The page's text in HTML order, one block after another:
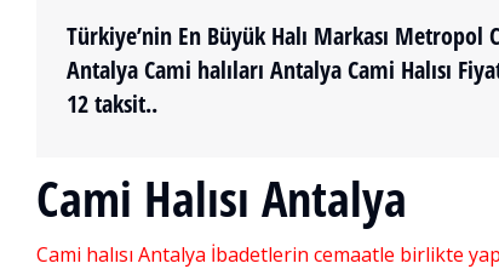
Türkiye’nin En Büyük Halı Markası Metropol
Antalya Cami halıları Antalya Cami Halısı
12 taksit..
Cami Halısı Antalya
Cami halısı Antalya İbadetlerin cemaatle birlikte